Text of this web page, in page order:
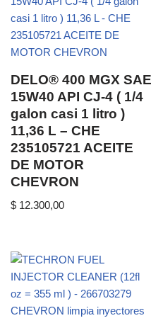
DELO® 400 MGX SAE
15W40 API CJ-4 ( 1/4
galon casi 1 litro )
11,36 L – CHE
235105721 ACEITE
DE MOTOR
CHEVRON
$ 12.300,00